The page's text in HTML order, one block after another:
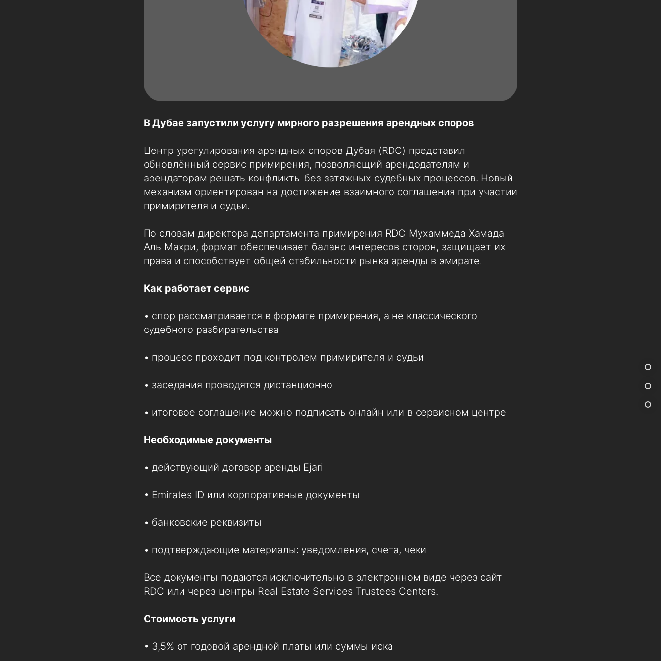
В Дубае запустили услугу мирного разрешения арендных споров
Центр урегулирования арендных споров Дубая (RDC) представил
обновлённый сервис примирения, позволяющий арендодателям и
арендаторам решать конфликты без затяжных судебных процессов. Новый
механизм ориентирован на достижение взаимного соглашения при участии
примирителя и судьи.
По словам директора департамента примирения RDC Мухаммеда Хамада
Аль Махри, формат обеспечивает баланс интересов сторон, защищает их
права и способствует общей стабильности рынка аренды в эмирате.
Как работает сервис
• спор рассматривается в формате примирения, а не классического
судебного разбирательства
• процесс проходит под контролем примирителя и судьи
• заседания проводятся дистанционно
• итоговое соглашение можно подписать онлайн или в сервисном центре
Необходимые документы
• действующий договор аренды Ejari
• Emirates ID или корпоративные документы
• банковские реквизиты
• подтверждающие материалы: уведомления, счета, чеки
Все документы подаются исключительно в электронном виде через сайт
RDC или через центры Real Estate Services Trustees Centers.
Стоимость услуги
• 3,5% от годовой арендной платы или суммы иска